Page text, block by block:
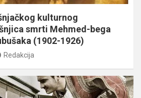
kulturnog
smrti Mehmed-bega
(1902-1926)
Redakcija